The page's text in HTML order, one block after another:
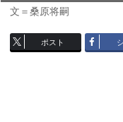
文＝桑原将嗣
ポスト